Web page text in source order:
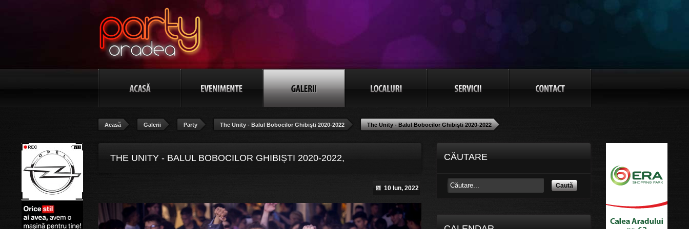
Acasă Galerii Party The Unity - Balul Bobocilor Ghibiști 2020-2022 The Unity - Balul Bobocilor Ghibiști 2020-2022
THE UNITY - BALUL BOBOCILOR GHIBIȘTI 2020-2022,
10 Iun, 2022
CĂUTARE
Caută